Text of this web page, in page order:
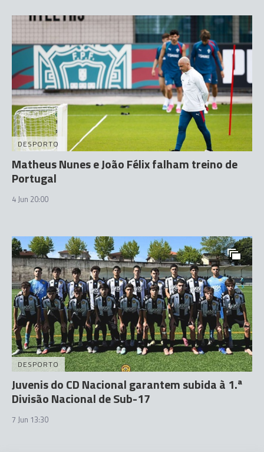
DESPORTO
Matheus Nunes e João Félix falham treino de
Portugal
4 Jun 20:00
DESPORTO
Juvenis do CD Nacional garantem subida à 1.ª
Divisão Nacional de Sub-17
7 Jun 13:30